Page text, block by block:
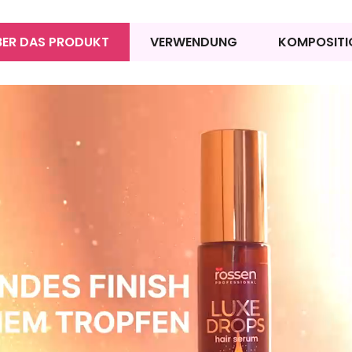
DAS PRODUKT VERWENDUNG